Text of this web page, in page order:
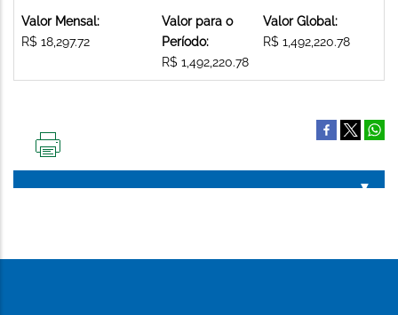
Valor Mensal:
R$ 18,297.72
Valor para o
Período:
R$ 1,492,220.78
Valor Global:
R$ 1,492,220.78
PÁGINA